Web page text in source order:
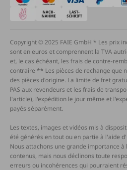
Copyright © 2025 FAIE GmbH * Les prix
sont en euros et comprennent la TVA
et, le cas échéant, les frais de contre-
contraire ** Les pièces de rechange que
des pièces d'origine. La limite de fret
PAS aux revendeurs et les frais de
l'article), l'expédition le jour même et
payés séparément.
Les textes, images et vidéos mis à
été générés en tout ou en partie à l'aide
Nous attachons une grande importance
contenus, mais nous déclinons toute
erreurs ou incohérences qui pourraient